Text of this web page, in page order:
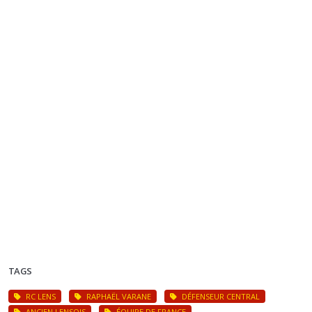
TAGS
RC LENS RAPHAËL VARANE
DÉFENSEUR CENTRAL